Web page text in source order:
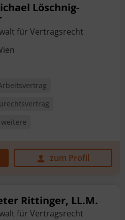
Löschnig-
für Vertragsrecht
weitere
zum Profil
Rittinger, LL.M.
für Vertragsrecht